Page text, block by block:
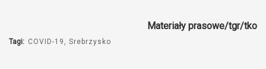
Materiały prasowe/tgr/tko
Tagi: COVID-19 Srebrzysko